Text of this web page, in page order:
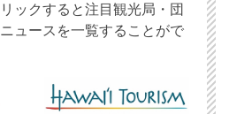
ックすると注目観光局・団
ュースを一覧することがで